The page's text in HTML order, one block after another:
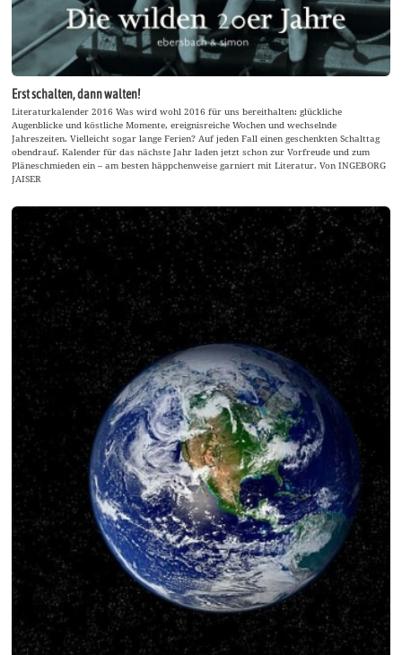
Erst schalten, dann walten!
Literaturkalender 2016 Was wird wohl 2016 für uns bereithalten: glückliche
Augenblicke und köstliche Momente, ereignisreiche Wochen und wechselnde
Jahreszeiten. Vielleicht sogar lange Ferien? Auf jeden Fall einen geschenkten Schalttag
obendrauf. Kalender für das nächste Jahr laden jetzt schon zur Vorfreude und zum
Pläneschmieden ein – am besten häppchenweise garniert mit Literatur. Von INGEBORG
JAISER